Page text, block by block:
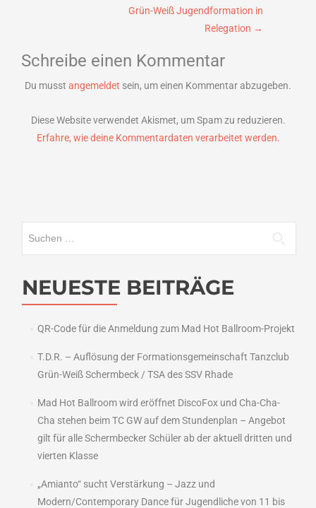
Grün-Weiß Jugendformation in
Relegation →
Schreibe einen Kommentar
Du musst angemeldet sein, um einen Kommentar abzugeben.
Diese Website verwendet Akismet, um Spam zu reduzieren.
Erfahre, wie deine Kommentardaten verarbeitet werden.
NEUESTE BEITRÄGE
QR-Code für die Anmeldung zum Mad Hot Ballroom-Projekt
T.D.R. – Auflösung der Formationsgemeinschaft Tanzclub
Grün-Weiß Schermbeck / TSA des SSV Rhade
Mad Hot Ballroom wird eröffnet DiscoFox und Cha-Cha-
Cha stehen beim TC GW auf dem Stundenplan – Angebot
gilt für alle Schermbecker Schüler ab der aktuell dritten und
vierten Klasse
„Amianto“ sucht Verstärkung – Jazz und
Modern/Contemporary Dance für Jugendliche von 11 bis